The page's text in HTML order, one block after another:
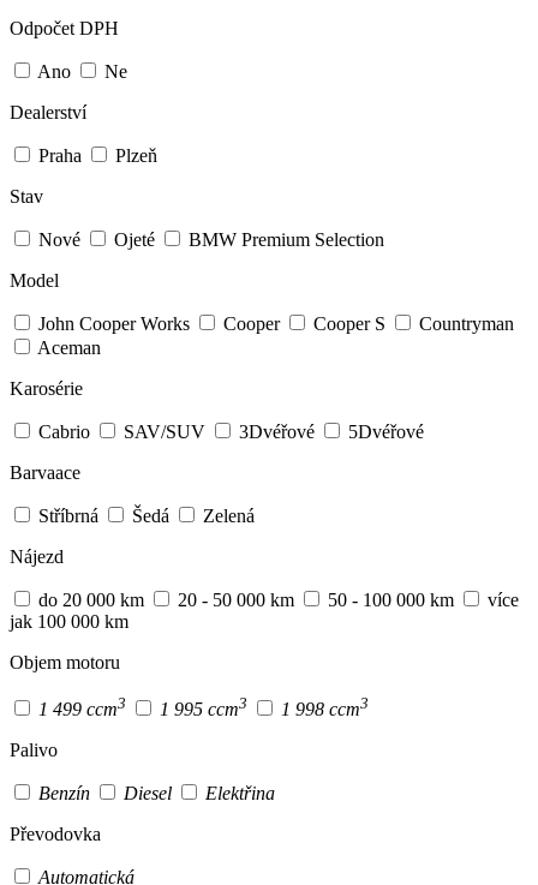
Odpočet DPH
Ano
Ne
Dealerství
Praha
Plzeň
Stav
Nové Ojeté
BMW Premium Selection
Model
John Cooper Works Cooper Cooper S
Countryman
Aceman
Karosérie
Cabrio SAV/SUV 3Dvéřové
5Dvéřové
Barvaace
Stříbrná Šedá
Zelená
Nájezd
do 20 000 km 20 - 50 000 km 50 - 100 000 km
více
jak 100 000 km
Objem motoru
1 499 ccm3 1 995 ccm3 1 998 ccm3
Palivo
Benzín Diesel
Elektřina
Převodovka
Automatická